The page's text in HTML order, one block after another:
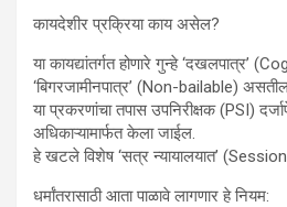
कायदेशीर प्रक्रिया काय असेल?
या कायद्यांतर्गत होणारे गुन्हे ‘दखलपात्र’
‘बिगरजामीनपात्र’ (Non-bailable)
या प्रकरणांचा तपास उपनिरीक्षक (PSI)
अधिकाऱ्यामार्फत केला जाईल.
हे खटले विशेष ‘सत्र न्यायालयात’
धर्मांतरासाठी आता पाळावे लागणार हे नियम: